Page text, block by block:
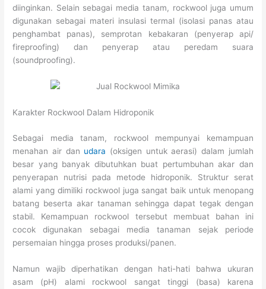
diinginkan. Selain sebagai media tanam, rockwool juga umum
digunakan sebagai materi insulasi termal (isolasi panas atau
penghambat panas), semprotan kebakaran (penyerap api/
fireproofing) dan penyerap atau peredam suara
(soundproofing).
Karakter Rockwool Dalam Hidroponik
Sebagai media tanam, rockwool mempunyai kemampuan
menahan air dan udara (oksigen untuk aerasi) dalam jumlah
besar yang banyak dibutuhkan buat pertumbuhan akar dan
penyerapan nutrisi pada metode hidroponik. Struktur serat
alami yang dimiliki rockwool juga sangat baik untuk menopang
batang beserta akar tanaman sehingga dapat tegak dengan
stabil. Kemampuan rockwool tersebut membuat bahan ini
cocok digunakan sebagai media tanaman sejak periode
persemaian hingga proses produksi/panen.
Namun wajib diperhatikan dengan hati-hati bahwa ukuran
asam (pH) alami rockwool sangat tinggi (basa) karena